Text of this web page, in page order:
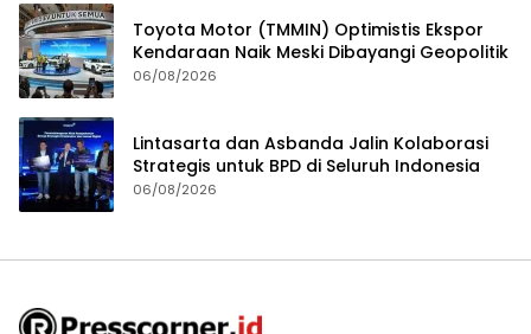
Toyota Motor (TMMIN) Optimistis Ekspor
Kendaraan Naik Meski Dibayangi Geopolitik
06/08/2026
Lintasarta dan Asbanda Jalin Kolaborasi
Strategis untuk BPD di Seluruh Indonesia
06/08/2026